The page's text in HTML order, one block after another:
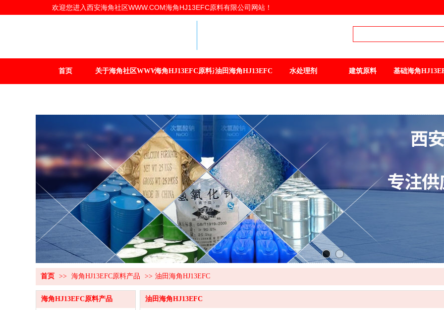
欢迎您进入西安海角社区WWW.COM海角HJ13EFC原料有限公司网站！
首页 关于海角社区WWW.COM海角HJ13EFC原料产品油田海角HJ13EFC 水处理剂 建筑原料 基础海角
首页 >> 海角HJ13EFC原料产品 >> 油田海角HJ13EFC
海角HJ13EFC原料产品 油田海角HJ13EFC